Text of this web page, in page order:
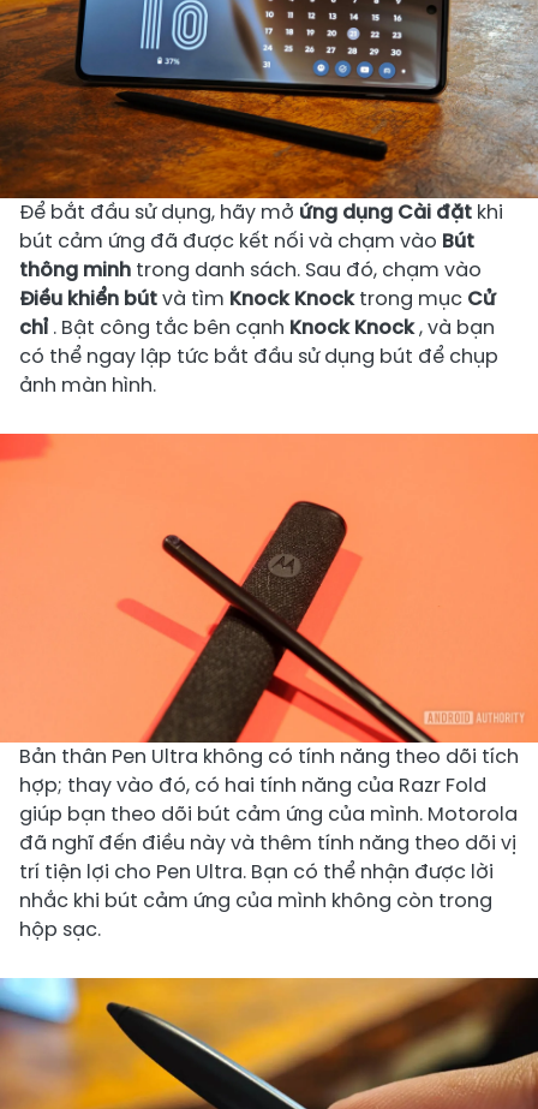
Để bắt đầu sử dụng, hãy mở ứng dụng Cài đặt khi
bút cảm ứng đã được kết nối và chạm vào Bút
thông minh trong danh sách. Sau đó, chạm vào
Điều khiển bútvà tìm Knock Knocktrong mục Cử
chỉ . Bật công tắc bên cạnh Knock Knock, và bạn
có thể ngay lập tức bắt đầu sử dụng bút để chụp
ảnh màn hình.
Bản thân Pen Ultra không có tính năng theo dõi tích
hợp; thay vào đó, có hai tính năng của Razr Fold
giúp bạn theo dõi bút cảm ứng của mình. Motorola
đã nghĩ đến điều này và thêm tính năng theo dõi vị
trí tiện lợi cho Pen Ultra. Bạn có thể nhận được lời
nhắc khi bút cảm ứng của mình không còn trong
hộp sạc.